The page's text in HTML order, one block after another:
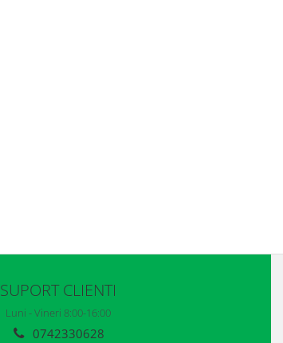
SUPORT CLIENTI
Luni - Vineri 8:00-16:00
0742330628